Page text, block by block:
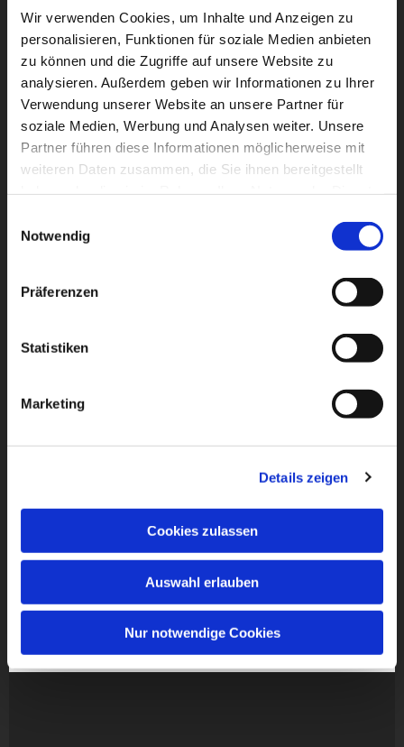
Wir verwenden Cookies, um Inhalte und Anzeigen zu
personalisieren, Funktionen für soziale Medien anbieten
zu können und die Zugriffe auf unsere Website zu
analysieren. Außerdem geben wir Informationen zu Ihrer
Verwendung unserer Website an unsere Partner für
soziale Medien, Werbung und Analysen weiter. Unsere
Partner führen diese Informationen möglicherweise mit
weiteren Daten zusammen, die Sie ihnen bereitgestellt
Notwendig
Präferenzen
Statistiken
Marketing
Details zeigen
Cookies zulassen
Auswahl erlauben
Nur notwendige Cookies
Dies könnte Sie auch